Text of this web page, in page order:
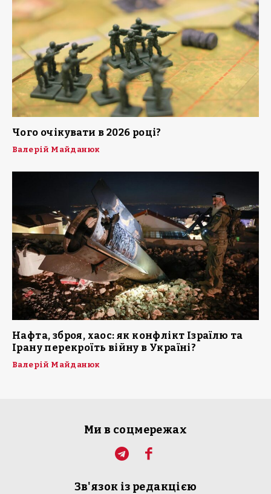
Чого очікувати в 2026 році?
Валерій Майданюк
Нафта, зброя, хаос: як конфлікт Ізраїлю та
Ірану перекроїть війну в Україні?
Валерій Майданюк
Ми в соцмережах
Зв'язок із редакцією